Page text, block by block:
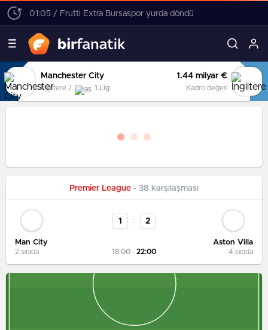
01:05 / Frutti Extra Bursaspor yurda döndü
Manchester City
İngiltere / 1.Lig
1.44 milyar €
Kadro değeri
Premier League - 38 karşılaşması
18:00 - 22:00
Man City
2.sırada
1 : 2
Aston Villa
4.sırada